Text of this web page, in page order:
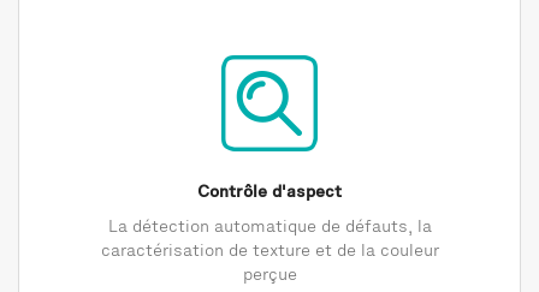
Contrôle d'aspect
La détection automatique de défauts, la
caractérisation de texture et de la couleur
perçue